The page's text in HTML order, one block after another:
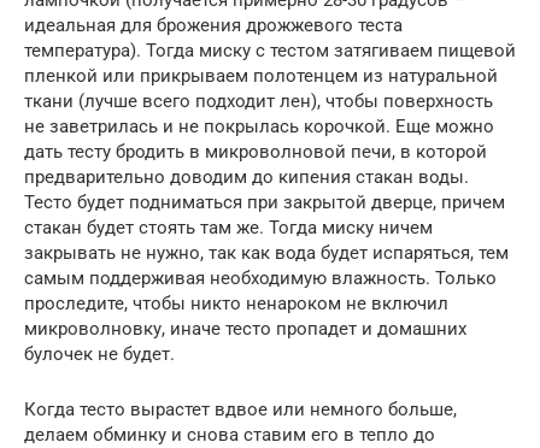
идеальная для брожения дрожжевого теста
температура). Тогда миску с тестом затягиваем пищевой
пленкой или прикрываем полотенцем из натуральной
ткани (лучше всего подходит лен), чтобы поверхность
не заветрилась и не покрылась корочкой. Еще можно
дать тесту бродить в микроволновой печи, в которой
предварительно доводим до кипения стакан воды.
Тесто будет подниматься при закрытой дверце, причем
стакан будет стоять там же. Тогда миску ничем
закрывать не нужно, так как вода будет испаряться, тем
самым поддерживая необходимую влажность. Только
проследите, чтобы никто ненароком не включил
микроволновку, иначе тесто пропадет и домашних
булочек не будет.
Когда тесто вырастет вдвое или немного больше,
делаем обминку и снова ставим его в тепло до